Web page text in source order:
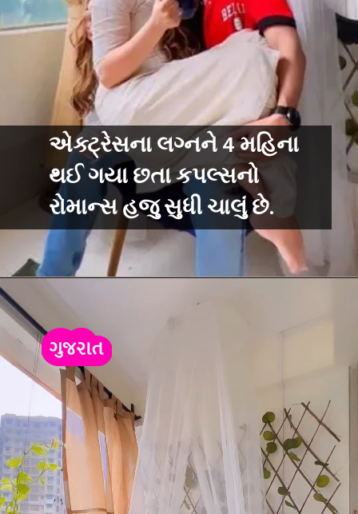
એક્ટ્રેસના લગ્નને 4 મહિના
થઈ ગયા છતા કપલ્સનો
રોમાન્સ હજુ સુધી ચાલું છે.